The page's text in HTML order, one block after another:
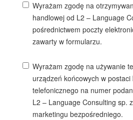
Wyrażam zgodę na
handlowej od L2 – Language
pośrednictwem poczty
zawarty w formularzu.
Wyrażam zgodę na używanie
urządzeń końcowych w postaci
telefonicznego na numer
L2 – Language Consulting sp.
marketingu bezpośredniego.